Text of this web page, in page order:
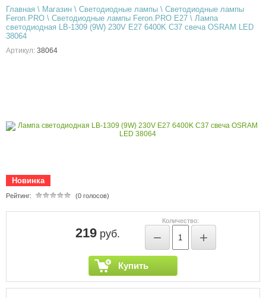
Главная \ Магазин \ Светодиодные лампы \ Светодиодные лампы
Feron.PRO \ Светодиодные лампы Feron.PRO E27 \ Лампа
светодиодная LB-1309 (9W) 230V E27 6400K C37 свеча OSRAM LED
38064
Артикул: 38064
Новинка
Рейтинг: (0 голосов)
219руб.
Количество:
− +
Купить